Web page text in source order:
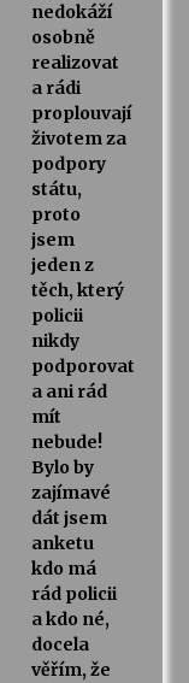
nedokáží
osobně
realizovat
a rádi
proplouvají
životem za
podpory
státu,
proto
jsem
jeden z
těch, který
policii
nikdy
podporovat
a ani rád
mít
nebude!
Bylo by
zajímavé
dát jsem
anketu
kdo má
rád policii
a kdo né,
docela
věřím, že